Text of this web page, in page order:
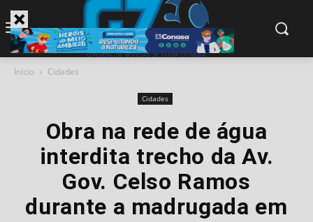
Início Cidades
Cidades
Obra na rede de água
interdita trecho da Av.
Gov. Celso Ramos
durante a madrugada em
modal-check